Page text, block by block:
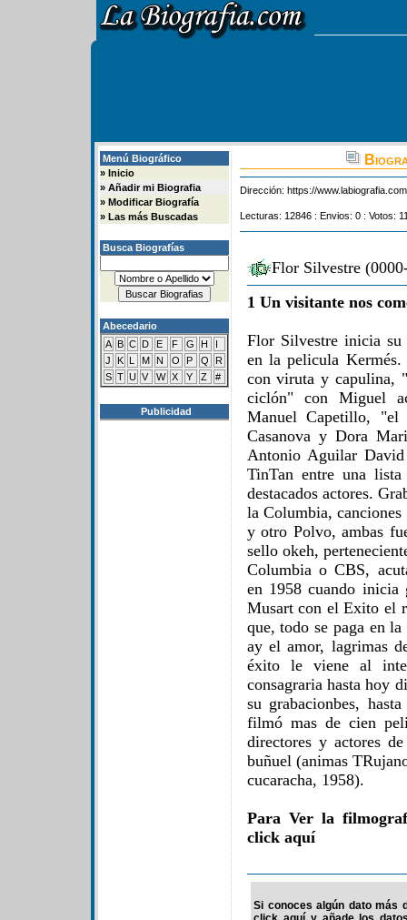
Menú Biográfico
» Inicio
» Añadir mi Biografia
» Modificar Biografía
» Las más Buscadas
Busca Biografías
Abecedario
A B C D E F G H
I
J
K L M N O P Q
R
S T U V W X Y Z #
Publicidad
Dirección: https://
Lecturas: 12846 : Envios: 0 : Votos:
Flor Silvestre
1 Un visitante nos
Flor Silvestre inicia
en la pelicula
con viruta y capulina,
ciclón" con Miguel
Manuel Capetillo, "el
Casanova y Dora
Antonio Aguilar
TinTan entre una lista
destacados actores.
la Columbia,
y otro Polvo, ambas
sello okeh,
Columbia o CBS,
en 1958 cuando inicia
Musart con el Exito el
que, todo se paga en
ay el amor, lagrimas
éxito le viene al
consagraria hasta hoy
su grabacionbes,
filmó mas de cien
directores y actores
buñuel (animas
cucaracha, 1958).
Para Ver la
click aquí
Si conoces algún dato más